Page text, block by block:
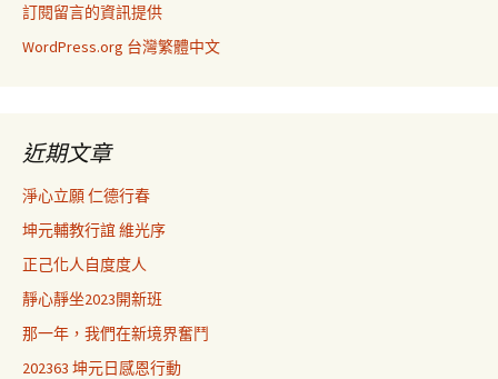
訂閱留言的資訊提供
WordPress.org 台灣繁體中文
近期文章
淨心立願 仁德行春
坤元輔教行誼 維光序
正己化人自度度人
靜心靜坐2023開新班
那一年，我們在新境界奮鬥
202363 坤元日感恩行動